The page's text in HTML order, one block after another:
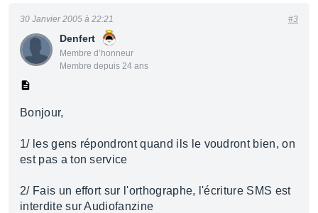
Denfert
Membre d’honneur
Membre depuis 24 ans
30 Janvier 2005 à 22:21 #3
Bonjour,
1/ les gens répondront quand ils le voudront bien, on
est pas a ton service
2/ Fais un effort sur l'orthographe, l'écriture SMS est
interdite sur Audiofanzine